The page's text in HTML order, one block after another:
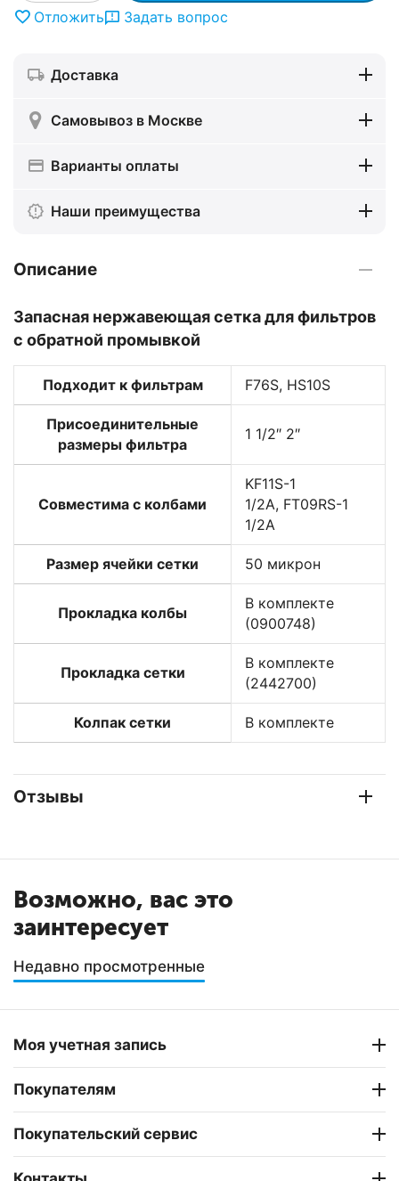
Отложить Задать вопрос
Доставка
Самовывоз в Москве
Варианты оплаты
Наши преимущества
Описание
Запасная нержавеющая сетка для фильтров
с обратной промывкой
Подходит к фильтрам F76S, HS10S
Присоединительные
размеры фильтра
1 1/2″ 2″
Совместима с колбами
KF11S-1
1/2A, FT09RS-1
1/2A
Размер ячейки сетки 50 микрон
Прокладка колбы
В комплекте
(0900748)
Прокладка сетки
В комплекте
(2442700)
Колпак сетки В комплекте
Отзывы
Возможно, вас это
заинтересует
Недавно просмотренные
Моя учетная запись
Покупателям
Покупательский сервис